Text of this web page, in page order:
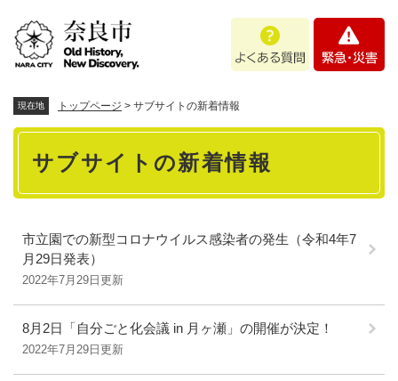
あ
問
・
現在地 トップページ > サブサイトの新着情報
本
サブサイトの新着情報
市立園での新型コロナウイルス感染者の発生（令和4年7
月29日発表）
2022年7月29日更新
8月2日「自分ごと化会議 in 月ヶ瀬」の開催が決定！
2022年7月29日更新